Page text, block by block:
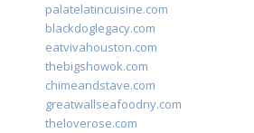
palatelatincuisine.com
blackdoglegacy.com
eatvivahouston.com
thebigshowok.com
chimeandstave.com
greatwallseafoodny.com
theloverose.com